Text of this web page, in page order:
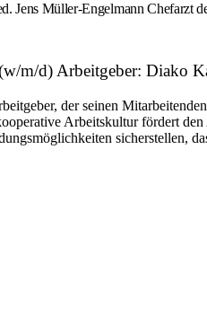
Jens Müller-Engelmann
m/d) Arbeitgeber: Diako
der seinen
Arbeitskultur fördert
sicherstellen,